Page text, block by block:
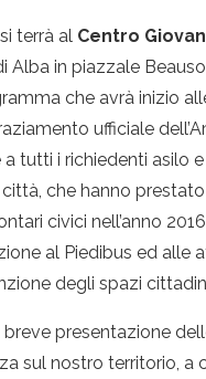
si terrà al Centro
Alba in piazzale
che avrà inizio
ufficiale
tutti i richiedenti asilo
che hanno
civici nell’anno
al Piedibus ed alle
degli spazi
presentazione
sul nostro territorio, a